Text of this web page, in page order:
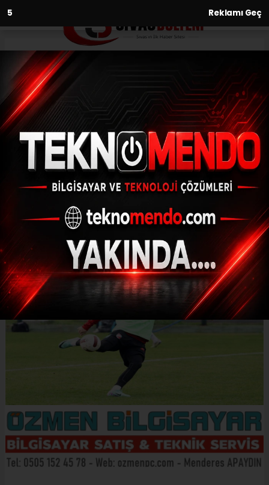
2 Reklamı Geç
Anasayfa Spor
Karşıyaka’da Alpay Koldaş ile
yollar ayrıldı
(İHA) - İhlas Haber Ajansı | 31.07.2024 - 11:03, Güncelleme: 31.07.2024
- 10:45
Karşıyaka’da Alpay Koldaş ile yollar ayrıldı